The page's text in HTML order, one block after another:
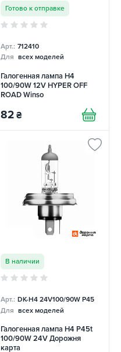
Готово к отправке
Арт.: 712410
Для всех моделей
Галогенная лампа H4
100/90W 12V HYPER OFF
ROAD Winso
82 ₴
В наличии
Арт.: DK-H4 24V100/90W P45
Для всех моделей
Галогенная лампа H4 P45t
100/90W 24V Дорожня
карта